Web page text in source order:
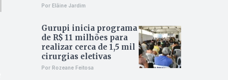
Por Elâine Jardim
Gurupi inicia programa
de R$ 11 milhões para
realizar cerca de 1,5 mil
cirurgias eletivas
Por Rozeane Feitosa